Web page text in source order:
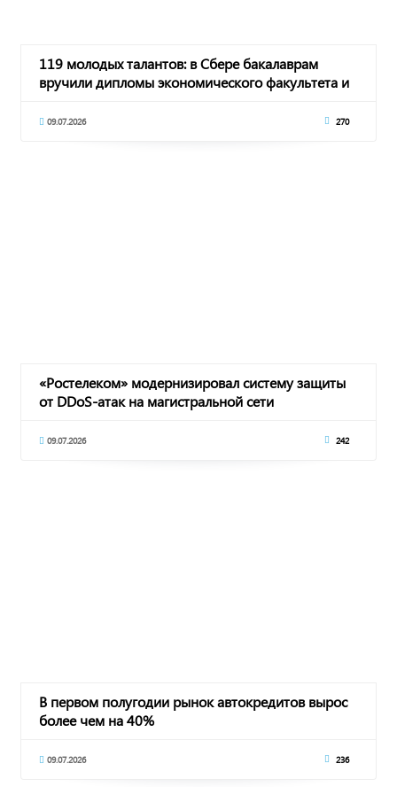
119 молодых талантов: в Сбере бакалаврам
вручили дипломы экономического факультета и
09.07.2026 270
«Ростелеком» модернизировал систему защиты
от DDoS-атак на магистральной сети
09.07.2026 242
В первом полугодии рынок автокредитов вырос
более чем на 40%
09.07.2026 236